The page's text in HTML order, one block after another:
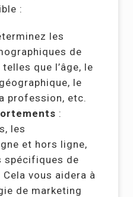
:
les
de
que l’âge, le
le
profession, etc.
:
les
et hors ligne,
spécifiques de
vous aidera à
de marketing